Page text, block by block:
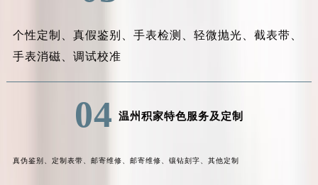
个性定制、 真假鉴别、 手表检测、 轻微抛光、 截表带、
手表消磁、 调试校准
04 温州积家特色服务及定制
真伪鉴别、 定制表带、 邮寄维修、 邮寄维修、 镶钻刻字、 其他定制